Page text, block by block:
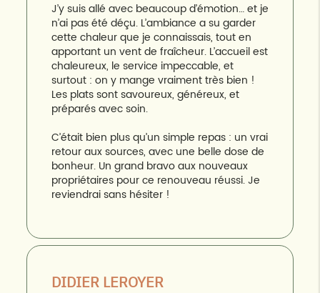
J’y suis allé avec beaucoup d’émotion… et je
n’ai pas été déçu. L’ambiance a su garder
cette chaleur que je connaissais, tout en
apportant un vent de fraîcheur. L’accueil est
chaleureux, le service impeccable, et
surtout : on y mange vraiment très bien !
Les plats sont savoureux, généreux, et
préparés avec soin.
C’était bien plus qu’un simple repas : un vrai
retour aux sources, avec une belle dose de
bonheur. Un grand bravo aux nouveaux
propriétaires pour ce renouveau réussi. Je
reviendrai sans hésiter !
DIDIER LEROYER